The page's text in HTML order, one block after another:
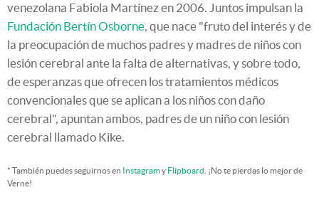
venezolana Fabiola Martínez en 2006. Juntos impulsan la
Fundación Bertín Osborne, que nace "fruto del interés y de
la preocupación de muchos padres y madres de niños con
lesión cerebral ante la falta de alternativas, y sobre todo,
de esperanzas que ofrecen los tratamientos médicos
convencionales que se aplican a los niños con daño
cerebral", apuntan ambos, padres de un niño con lesión
cerebral llamado Kike.
* También puedes seguirnos en Instagramy Flipboard . ¡No te pierdas lo mejor de
Verne!